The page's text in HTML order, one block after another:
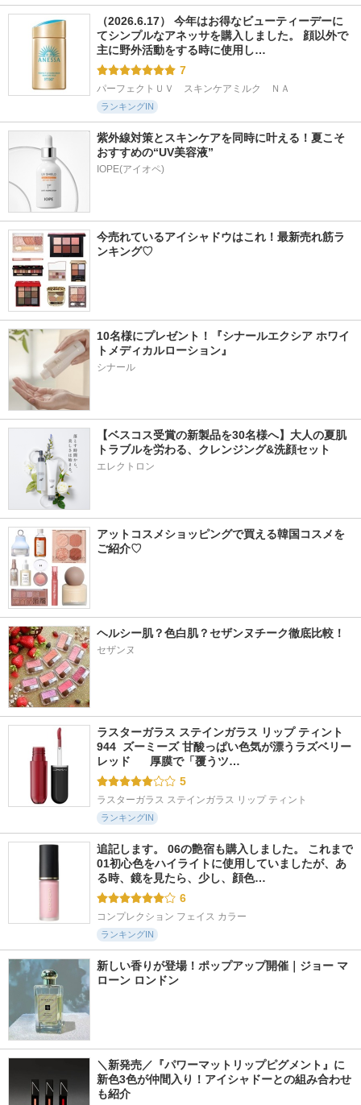
（2026.6.17） 今年はお得なビューティーデーに
てシンプルなアネッサを購入しました。 顔以外で
主に野外活動をする時に使用し…
7
パーフェクトＵＶ　スキンケアミルク　ＮＡ
ランキングIN
紫外線対策とスキンケアを同時に叶える！夏こそ
おすすめの“UV美容液”
IOPE(アイオペ)
今売れているアイシャドウはこれ！最新売れ筋ラ
ンキング♡
10名様にプレゼント！『シナールエクシア ホワイ
トメディカルローション』
シナール
【ベスコス受賞の新製品を30名様へ】大人の夏肌
トラブルを労わる、クレンジング&洗顔セット
エレクトロン
アットコスメショッピングで買える韓国コスメを
ご紹介♡
ヘルシー肌？色白肌？セザンヌチーク徹底比較！
セザンヌ
ラスターガラス ステインガラス リップ ティント
944  ズーミーズ 甘酸っぱい色気が漂うラズベリー
レッド      厚膜で「覆うツ…
5
ラスターガラス ステインガラス リップ ティント
ランキングIN
追記します。 06の艶宿も購入しました。 これまで
01初心色をハイライトに使用していましたが、あ
る時、鏡を見たら、少し、顔色…
6
コンプレクション フェイス カラー
ランキングIN
新しい香りが登場！ポップアップ開催｜ジョー マ
ローン ロンドン
＼新発売／『パワーマットリップピグメント』に
新色3色が仲間入り！アイシャドーとの組み合わせ
も紹介